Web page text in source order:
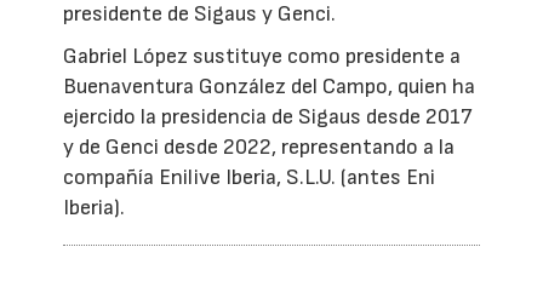
presidente de Sigaus y Genci.
Gabriel López sustituye como presidente a
Buenaventura González del Campo, quien ha
ejercido la presidencia de Sigaus desde 2017
y de Genci desde 2022, representando a la
compañía Enilive Iberia, S.L.U. (antes Eni
Iberia).